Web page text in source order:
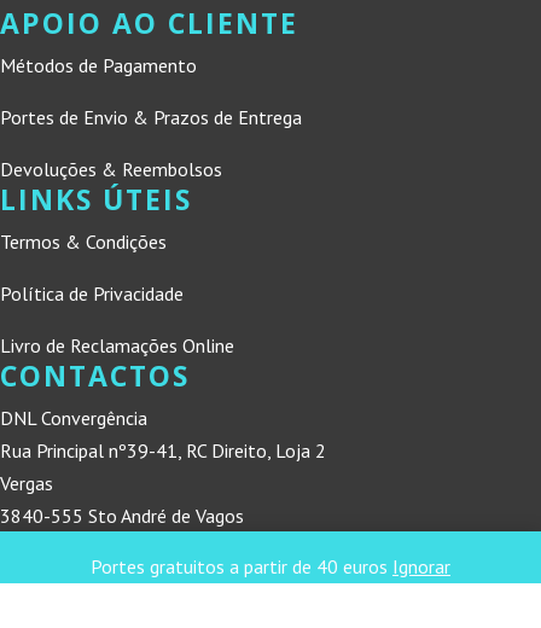
Portes gratuitos a partir de 40 euros Ignorar
APOIO AO CLIENTE
Métodos de Pagamento
Portes de Envio & Prazos de Entrega
Devoluções & Reembolsos
LINKS ÚTEIS
Termos & Condições
Política de Privacidade
Livro de Reclamações Online
CONTACTOS
DNL Convergência
Rua Principal nº39-41, RC Direito, Loja 2
Vergas
3840-555 Sto André de Vagos
refconvergencia@gmail.com